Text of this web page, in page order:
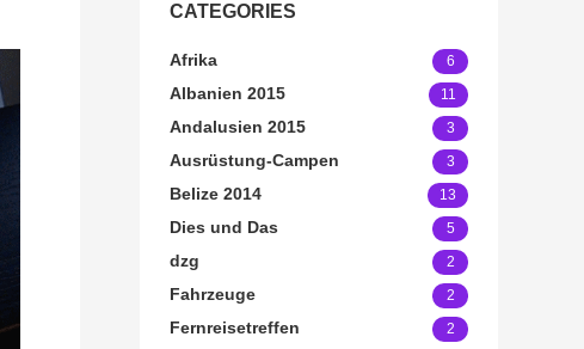
CATEGORIES
Afrika 6
Albanien 2015 11
Andalusien 2015 3
Ausrüstung-Campen 3
Belize 2014 13
Dies und Das 5
dzg 2
Fahrzeuge 2
Fernreisetreffen 2